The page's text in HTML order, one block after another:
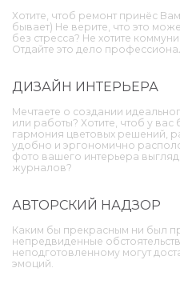
Хотите, чтоб ремонт принёс
бывает) Не верите, что это
без стресса? Не хотите
Отдайте это дело
ДИЗАЙН ИНТЕРЬЕРА
Мечтаете о создании
или работы? Хотите, чтоб у
гармония цветовых решений,
удобно и эргономично
фото вашего интерьера
журналов?
АВТОРСКИЙ НАДЗОР
Каким бы прекрасным ни был
непредвиденные
неподготовленному могут
эмоций.